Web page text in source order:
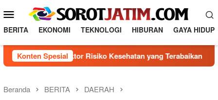
o
a
e
u
M
b
BERITA EKONOMI TEKNOLOGI HIBURAN GAYA HIDUP
Konten Spesial
5 Faktor Risiko Kesehatan yang Terabaikan
Beranda BERITA DAERAH